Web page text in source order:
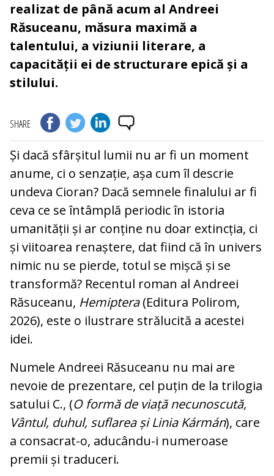
realizat de până acum al Andreei
Răsuceanu, măsura maximă a
talentului, a viziunii literare, a
capacității ei de structurare epică și a
stilului.
SHARE
Și dacă sfârșitul lumii nu ar fi un moment
anume, ci o senzație, așa cum îl descrie
undeva Cioran? Dacă semnele finalului ar fi
ceva ce se întâmplă periodic în istoria
umanității și ar conține nu doar extincția, ci
și viitoarea renaștere, dat fiind că în univers
nimic nu se pierde, totul se mișcă și se
transformă? Recentul roman al Andreei
Răsuceanu, Hemiptera(Editura Poli­rom,
2026), este o ilustrare strălucită a acestei
idei.
Numele Andreei Răsuceanu nu mai are
nevoie de prezentare, cel puțin de la trilogia
satului C., (O formă de viață necunoscută,
Vântul, duhul, suflarea și Linia Kármán), care
a consacrat-o, aducându-i numeroase
premii și traduceri.